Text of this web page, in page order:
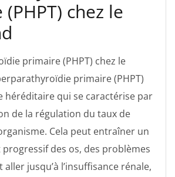
chez le
primaire (PHPT) chez le
primaire (PHPT)
héréditaire qui se caractérise par
de la régulation du taux de
Cela peut entraîner un
des os, des problèmes
jusqu’à l’insuffisance rénale,